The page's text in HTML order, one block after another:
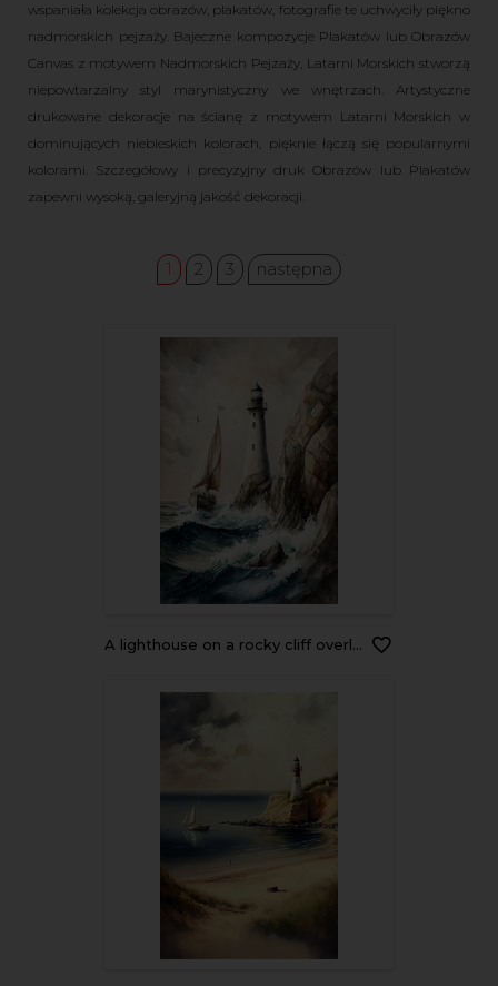
wspaniała kolekcja obrazów, plakatów, fotografie te uchwyciły piękno
nadmorskich pejzaży. Bajeczne kompozycje Plakatów lub Obrazów
Canvas z motywem Nadmorskich Pejzaży, Latarni Morskich stworzą
niepowtarzalny styl marynistyczny we wnętrzach. Artystyczne
drukowane dekoracje na ścianę z motywem Latarni Morskich w
dominujących niebieskich kolorach, pięknie łączą się popularnymi
kolorami. Szczegółowy i precyzyjny druk Obrazów lub Plakatów
zapewni wysoką, galeryjną jakość dekoracji.
1 2 3 następna
A lighthouse on a rocky cliff overlooking the ocean with waves crashing below and a sailboat in the distance